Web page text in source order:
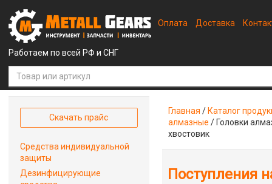
Работаем по всей РФ и СНГ
Оплата Доставка
Главная / Каталог
алмазные / Головки
хвостовик
Поступления
Скачать прайс
Средства индивидуальной
защиты
Дезинфицирующие